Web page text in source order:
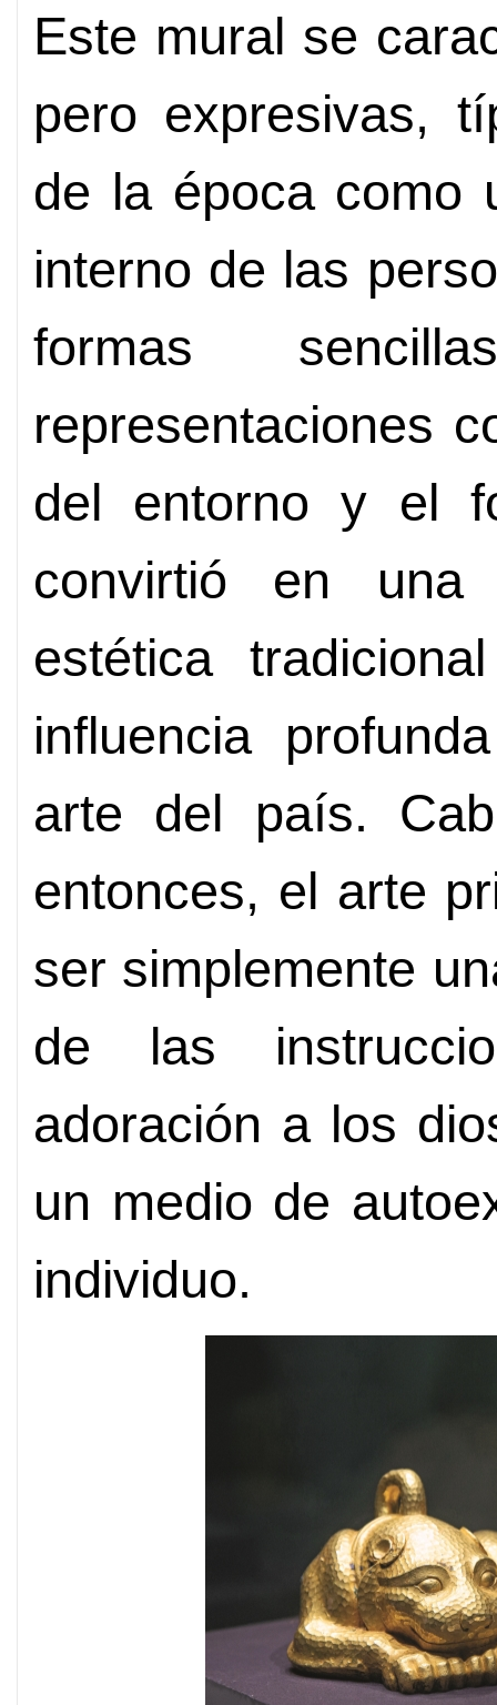
Este mural se
pero expresivas,
de la época como
interno de las
formas
representaciones
del entorno y el
convirtió en
estética
influencia
arte del país.
entonces, el arte
ser simplemente
de las
adoración a los
un medio de
individuo.